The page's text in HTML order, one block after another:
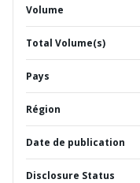
Volume
Total Volume(s)
Pays
Région
Date de publication
Disclosure Status